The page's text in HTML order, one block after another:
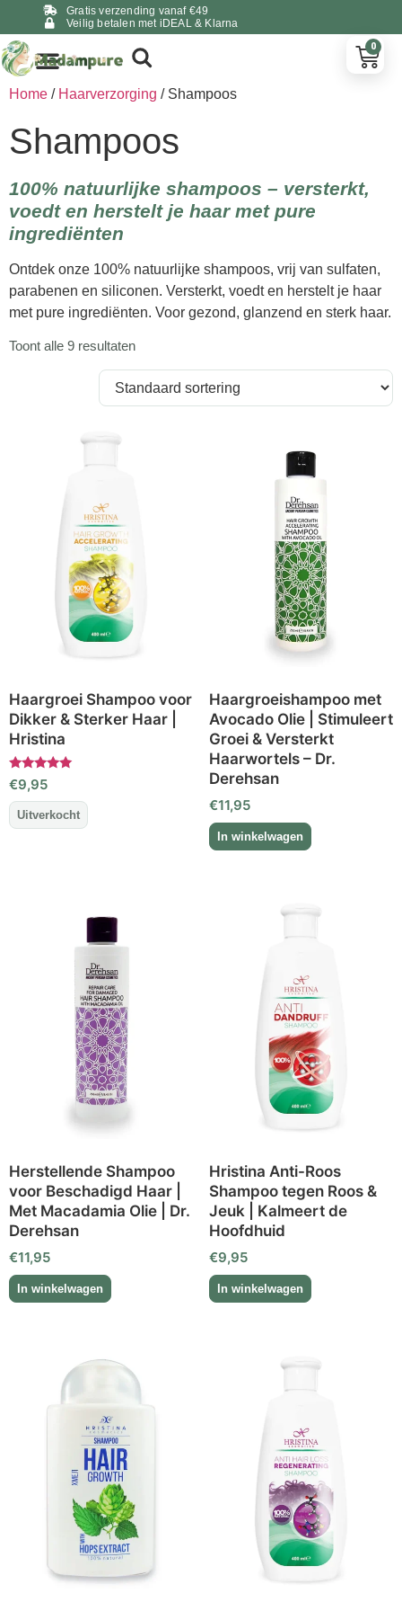
Gratis verzending vanaf €49
Veilig betalen met iDEAL & Klarna
0
Home / Haarverzorging / Shampoos
Shampoos
100% natuurlijke shampoos – versterkt,
voedt en herstelt je haar met pure
ingrediënten
Ontdek onze 100% natuurlijke shampoos, vrij van sulfaten,
parabenen en siliconen. Versterkt, voedt en herstelt je haar
met pure ingrediënten. Voor gezond, glanzend en sterk haar.
Toont alle 9 resultaten
Haargroei Shampoo voor
Dikker & Sterker Haar |
Hristina
Gewaardeerd
5.00
uit 5
€9,95
Haargroeishampoo met
Avocado Olie | Stimuleert
Groei & Versterkt
Haarwortels – Dr.
Derehsan
€11,95
Herstellende Shampoo
voor Beschadigd Haar |
Met Macadamia Olie | Dr.
Derehsan
€11,95
Hristina Anti-Roos
Shampoo tegen Roos &
Jeuk | Kalmeert de
Hoofdhuid
€9,95